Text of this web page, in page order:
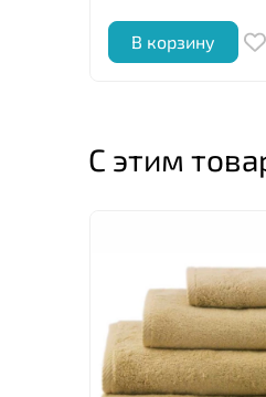
В корзину
С этим